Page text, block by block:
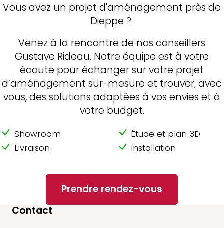
Vous avez un projet d'aménagement près de
Dieppe ?
Venez à la rencontre de nos conseillers
Gustave Rideau. Notre équipe est à votre
écoute pour échanger sur votre projet
d’aménagement sur-mesure et trouver, avec
vous, des solutions adaptées à vos envies et à
votre budget.
Showroom
Étude et plan 3D
Livraison
Installation
Prendre rendez-vous
Contact